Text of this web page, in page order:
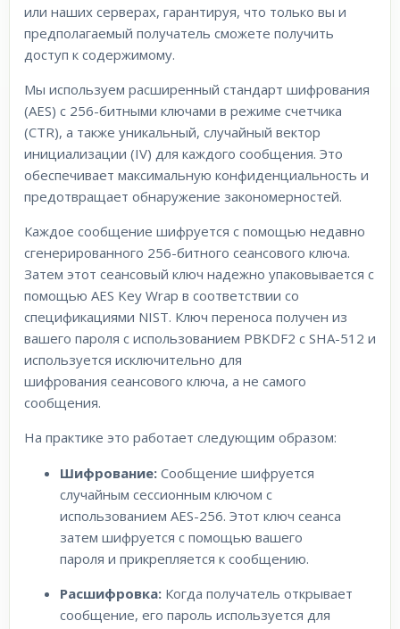
или наших серверах, гарантируя, что только вы и
предполагаемый получатель сможете получить
доступ к содержимому.
Мы используем расширенный стандарт шифрования
(AES) с 256-битными ключами в режиме счетчика
(CTR), а также уникальный, случайный вектор
инициализации (IV) для каждого сообщения. Это
обеспечивает максимальную конфиденциальность и
предотвращает обнаружение закономерностей.
Каждое сообщение шифруется с помощью недавно
сгенерированного 256-битного сеансового ключа.
Затем этот сеансовый ключ надежно упаковывается с
помощью AES Key Wrap в соответствии со
спецификациями NIST. Ключ переноса получен из
вашего пароля с использованием PBKDF2 с SHA-512 и
используется исключительно для
шифрования сеансового ключа, а не самого
сообщения.
На практике это работает следующим образом:
Шифрование: Сообщение шифруется
случайным сессионным ключом с
использованием AES-256. Этот ключ сеанса
затем шифруется с помощью вашего
пароля и прикрепляется к сообщению.
Расшифровка: Когда получатель открывает
сообщение, его пароль используется для